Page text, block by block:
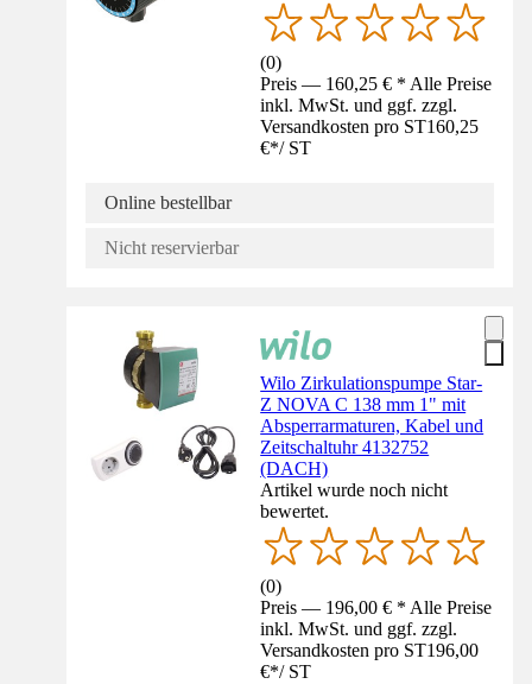
(0)
Preis — 160,25 € * Alle Preise
inkl. MwSt. und ggf. zzgl.
Versandkosten pro ST160,25
€*/ ST
Online bestellbar
Nicht reservierbar
Wilo Zirkulationspumpe Star-
Z NOVA C 138 mm 1" mit
Absperrarmaturen, Kabel und
Zeitschaltuhr 4132752
(DACH)
Artikel wurde noch nicht
bewertet.
(0)
Preis — 196,00 € * Alle Preise
inkl. MwSt. und ggf. zzgl.
Versandkosten pro ST196,00
€*/ ST